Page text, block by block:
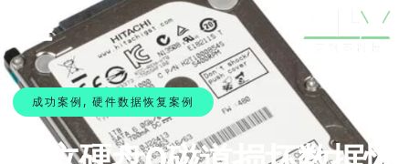
成功案例 , 硬件数据恢复案例